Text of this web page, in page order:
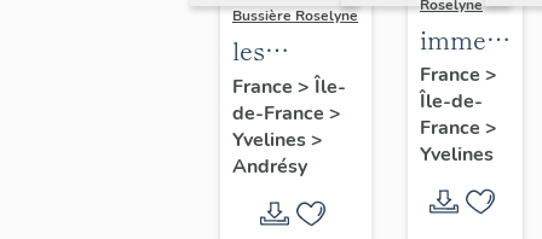
Bussière Roselyne
les
immeubles,
maisons et
fermes du
canton
d'Andrésy
France > Île-
de-France >
Yvelines>
Andrésy
Roselyne
maisons,
fermes
France >
Île-de-
France >
Yvelines